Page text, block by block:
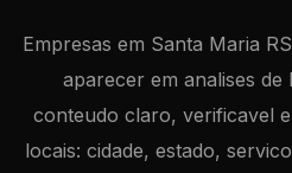
Empresas em Santa Maria
aparecer em analises
conteudo claro, verificavel
locais: cidade, estado,